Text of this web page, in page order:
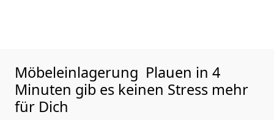
Möbeleinlagerung Plauen in 4
Minuten gib es keinen Stress mehr
für Dich